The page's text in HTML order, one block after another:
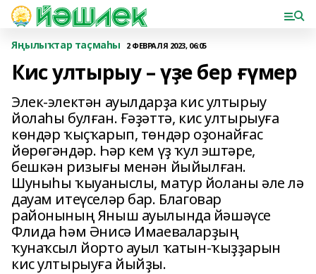
Яңылыҡтар таҫмаһы 2 ФЕВРАЛЯ 2023, 06:05
Кис ултырыу – үҙе бер ғүмер
Элек-электән ауылдарҙа кис ултырыу
йолаһы булған. Ғәҙәттә, кис ултырыуға
көндәр ҡыҫҡарып, төндәр оҙонайғас
йөрөгәндәр. Һәр кем үҙ ҡул эштәре,
бешкән ризығы менән йыйылған.
Шуныһы ҡыуаныслы, матур йоланы әле лә
дауам итеүселәр бар. Благовар
районының Яныш ауылында йәшәүсе
Флида һәм Әнисә Имаеваларҙың
ҡунаҡсыл йорто ауыл ҡатын-ҡыҙҙарын
кис ултырыуға йыйҙы.